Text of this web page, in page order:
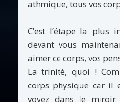
athmique, tous vos
C’est l’étape la plus
devant vous
aimer ce corps, vos
La trinité, quoi !
corps physique car il
voyez dans le